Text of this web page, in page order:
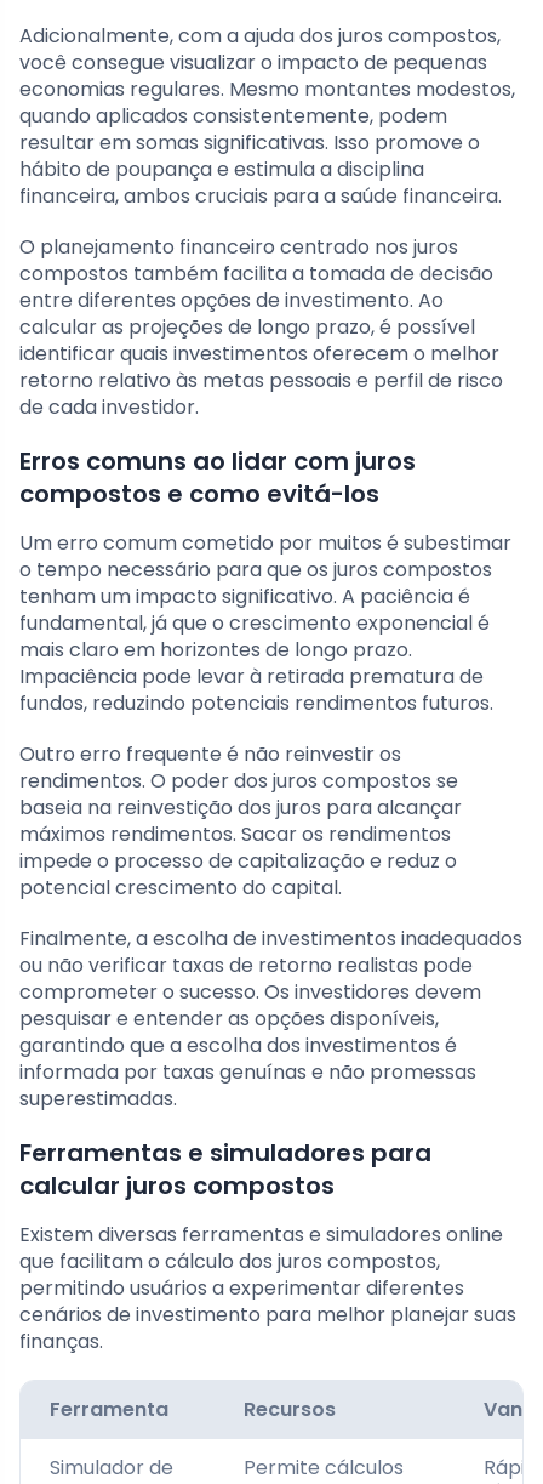
Adicionalmente, com a ajuda dos juros compostos,
você consegue visualizar o impacto de pequenas
economias regulares. Mesmo montantes modestos,
quando aplicados consistentemente, podem
resultar em somas significativas. Isso promove o
hábito de poupança e estimula a disciplina
financeira, ambos cruciais para a saúde financeira.
O planejamento financeiro centrado nos juros
compostos também facilita a tomada de decisão
entre diferentes opções de investimento. Ao
calcular as projeções de longo prazo, é possível
identificar quais investimentos oferecem o melhor
retorno relativo às metas pessoais e perfil de risco
de cada investidor.
Erros comuns ao lidar com juros
compostos e como evitá-los
Um erro comum cometido por muitos é subestimar
o tempo necessário para que os juros compostos
tenham um impacto significativo. A paciência é
fundamental, já que o crescimento exponencial é
mais claro em horizontes de longo prazo.
Impaciência pode levar à retirada prematura de
fundos, reduzindo potenciais rendimentos futuros.
Outro erro frequente é não reinvestir os
rendimentos. O poder dos juros compostos se
baseia na reinvestição dos juros para alcançar
máximos rendimentos. Sacar os rendimentos
impede o processo de capitalização e reduz o
potencial crescimento do capital.
Finalmente, a escolha de investimentos inadequados
ou não verificar taxas de retorno realistas pode
comprometer o sucesso. Os investidores devem
pesquisar e entender as opções disponíveis,
garantindo que a escolha dos investimentos é
informada por taxas genuínas e não promessas
superestimadas.
Ferramentas e simuladores para
calcular juros compostos
Existem diversas ferramentas e simuladores online
que facilitam o cálculo dos juros compostos,
permitindo usuários a experimentar diferentes
cenários de investimento para melhor planejar suas
finanças.
Ferramenta Recursos
Simulador de
Permite cálculos